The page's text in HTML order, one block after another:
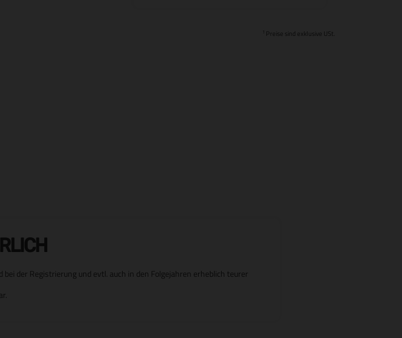
1 Preise sind exklusive USt.
der Registrierung und evtl. auch in den Folgejahren erheblich teurer